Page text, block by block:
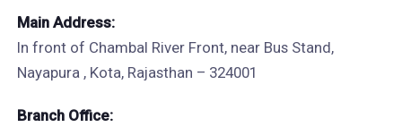
Main Address:
In front of Chambal River Front, near Bus Stand,
Nayapura , Kota, Rajasthan – 324001
Branch Office: